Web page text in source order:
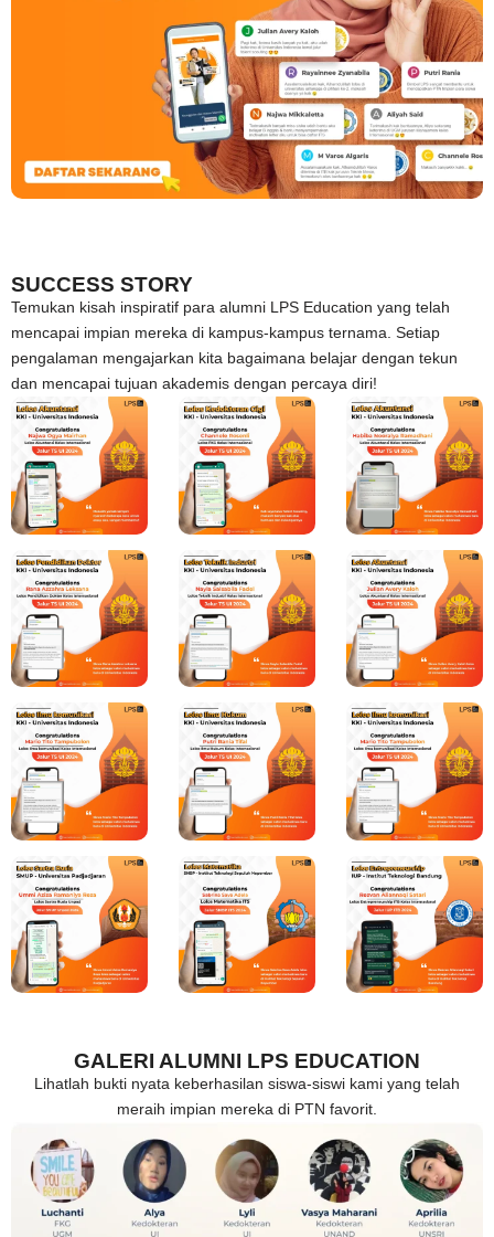
SUCCESS STORY
Temukan kisah inspiratif para alumni LPS Education yang telah
mencapai impian mereka di kampus-kampus ternama. Setiap
pengalaman mengajarkan kita bagaimana belajar dengan tekun
dan mencapai tujuan akademis dengan percaya diri!
GALERI ALUMNI LPS EDUCATION
Lihatlah bukti nyata keberhasilan siswa-siswi kami yang telah
meraih impian mereka di PTN favorit.